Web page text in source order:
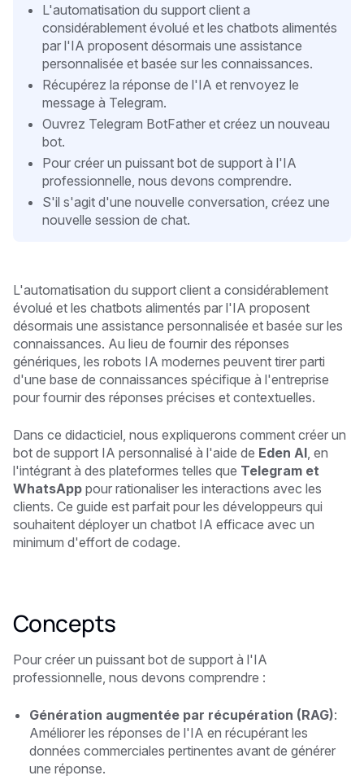
L'automatisation du support client a
considérablement évolué et les chatbots alimentés
par l'IA proposent désormais une assistance
personnalisée et basée sur les connaissances.
Récupérez la réponse de l'IA et renvoyez le
message à Telegram.
Ouvrez Telegram BotFather et créez un nouveau
bot.
Pour créer un puissant bot de support à l'IA
professionnelle, nous devons comprendre.
S'il s'agit d'une nouvelle conversation, créez une
nouvelle session de chat.
L'automatisation du support client a considérablement
évolué et les chatbots alimentés par l'IA proposent
désormais une assistance personnalisée et basée sur les
connaissances. Au lieu de fournir des réponses
génériques, les robots IA modernes peuvent tirer parti
d'une base de connaissances spécifique à l'entreprise
pour fournir des réponses précises et contextuelles.
Dans ce didacticiel, nous expliquerons comment créer un
bot de support IA personnalisé à l'aide de Eden AI , en
l'intégrant à des plateformes telles que Telegram et
WhatsApp pour rationaliser les interactions avec les
clients. Ce guide est parfait pour les développeurs qui
souhaitent déployer un chatbot IA efficace avec un
minimum d'effort de codage.
Concepts
Pour créer un puissant bot de support à l'IA
professionnelle, nous devons comprendre :
Génération augmentée par récupération (RAG):
Améliorer les réponses de l'IA en récupérant les
données commerciales pertinentes avant de générer
une réponse.